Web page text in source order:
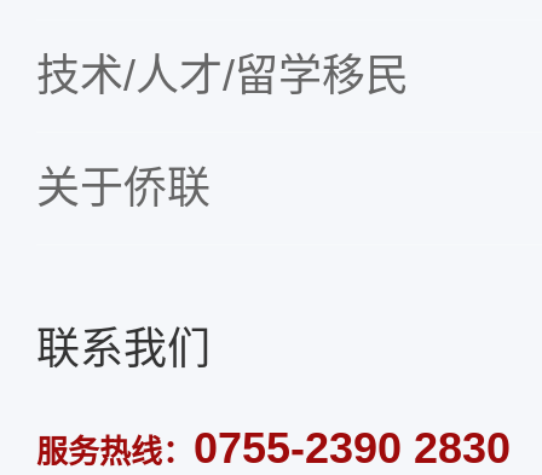
技术/人才/留学移民
关于侨联
联系我们
服务热线： 0755-2390 2830